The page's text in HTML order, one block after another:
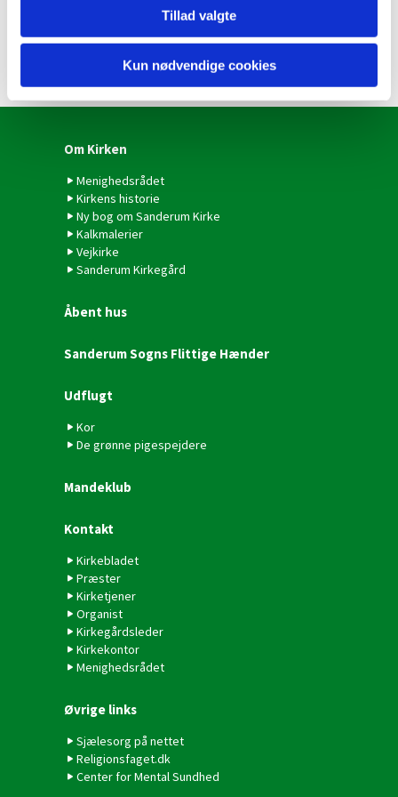
Tillad valgte
Kun nødvendige cookies
Om Kirken
Menighedsrådet
Kirkens historie
Ny bog om Sanderum Kirke
Kalkmalerier
Vejkirke
Sanderum Kirkegård
Åbent hus
Sanderum Sogns Flittige Hænder
Udflugt
Kor
De grønne pigespejdere
Mandeklub
Kontakt
Kirkebladet
Præster
Kirketjener
Organist
Kirkegårdsleder
Kirkekontor
Menighedsrådet
Øvrige links
Sjælesorg på nettet
Religionsfaget.dk
Center for Mental Sundhed